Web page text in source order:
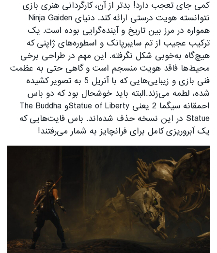
کمی جای تعجب دارد! بدتر از آن، کارگردانی هنری بازی
نتوانسته هویت درستی ارائه کند. دنیای Ninja Gaiden
همواره در مرز بین تاریخ و آینده‌گرایی بوده است. یک
ترکیب عجیب از تم سایبرپانک و اسطوره‌های ژاپنی که
هیچ‌گاه به‌خوبی شکل نگرفته. این مهم در طراحی برخی
محیط‌ها فاقد هویت منسجم است و گاهی حتی به عظمت
فنی بازی و زیبایی‌هایی که با آنریل 5 به تصویر کشیده
شده، لطمه می‌زند.البته باید خوشحال بود که دو باس
احمقانه سیگما 2 یعنی Statue of Libertyو The Buddha
Statue در این نسخه حذف شده‌اند. باس فایت‌هایی که
یک آبروریزی کامل برای فرانچایز به شمار می‌رفتند!